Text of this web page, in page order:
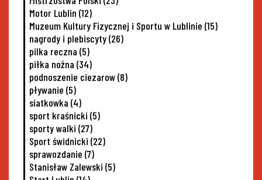
Motor Lublin (12)
Muzeum Kultury Fizycznej i Sportu w Lublinie (15)
nagrody i plebiscyty(26)
pilka reczna (5)
piłka nożna (34)
podnoszenie ciezarow(8)
pływanie (5)
siatkowka (4)
sport kraśnicki (5)
sporty walki (27)
Sport świdnicki (22)
sprawozdanie (7)
Stanisław Zalewski (5)